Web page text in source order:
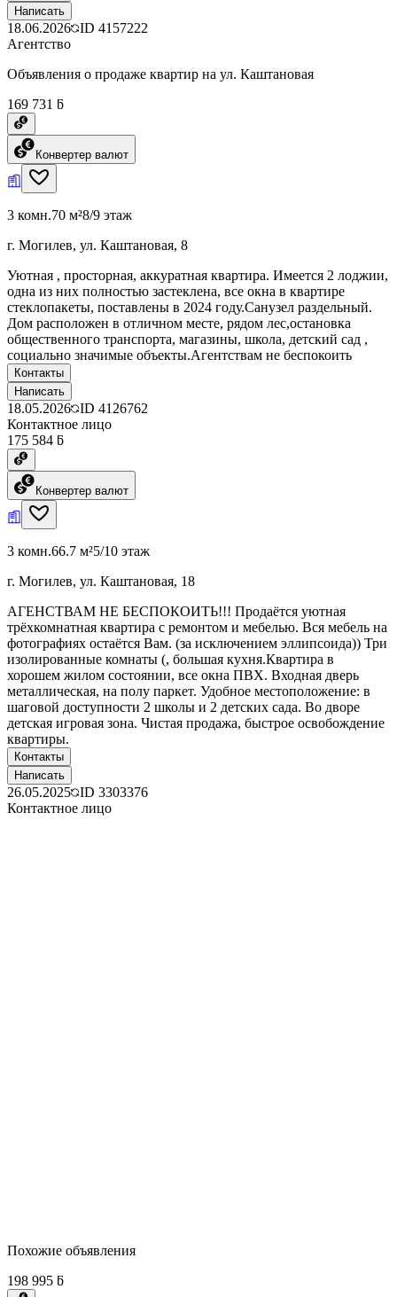
Написать
18.06.2026 ID 4157222
Агентство
Объявления о продаже квартир на ул. Каштановая
169 731 ƃ
Конвертер валют
3 комн.70 м²8/9 этаж
г. Могилев, ул. Каштановая, 8
Уютная , просторная, аккуратная квартира. Имеется 2 лоджии,
одна из них полностью застеклена, все окна в квартире
стеклопакеты, поставлены в 2024 году.Санузел раздельный.
Дом расположен в отличном месте, рядом лес,остановка
общественного транспорта, магазины, школа, детский сад ,
социально значимые объекты.Агентствам не беспокоить
Контакты
Написать
18.05.2026 ID 4126762
Контактное лицо
175 584 ƃ
Конвертер валют
3 комн.66.7 м²5/10 этаж
г. Могилев, ул. Каштановая, 18
АГЕНСТВАМ НЕ БЕСПОКОИТЬ!!! Продаётся уютная
трёхкомнатная квартира с ремонтом и мебелью. Вся мебель на
фотографиях остаётся Вам. (за исключением эллипсоида)) Три
изолированные комнаты (, большая кухня.Квартира в
хорошем жилом состоянии, все окна ПВХ. Входная дверь
металлическая, на полу паркет. Удобное местоположение: в
шаговой доступности 2 школы и 2 детских сада. Во дворе
детская игровая зона. Чистая продажа, быстрое освобождение
квартиры.
Контакты
Написать
26.05.2025 ID 3303376
Контактное лицо
Похожие объявления
198 995 ƃ